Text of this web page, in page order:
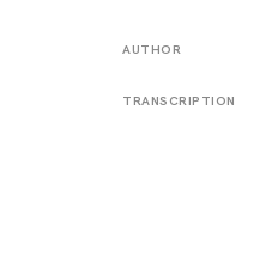
AUTHOR
TRANSCRIPTION